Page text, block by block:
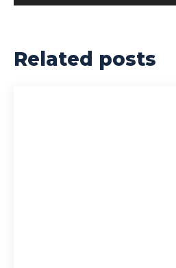
Related posts